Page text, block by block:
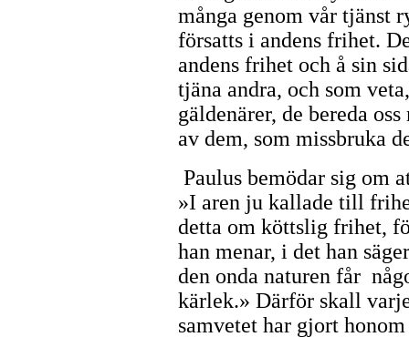
många genom vår tjänst
försatts i andens frihet.
andens frihet och å sin
tjäna andra, och som
gäldenärer, de bereda
av dem, som missbruka
Paulus bemödar sig om
»I aren ju kallade till
detta om köttslig frihet,
han menar, i det han
den onda naturen får
kärlek.» Därför skall
samvetet har gjort